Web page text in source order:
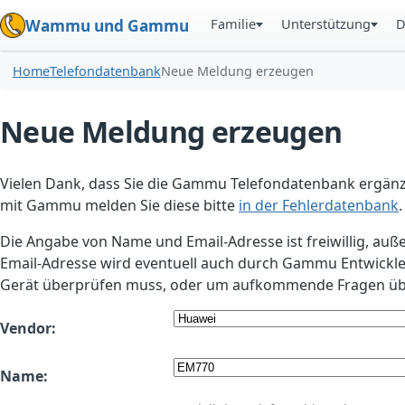
Wammu und Gammu Familie Unterstützung
HomeTelefondatenbankNeue Meldung erzeugen
Neue Meldung erzeugen
Vielen Dank, dass Sie die Gammu Telefondatenbank
mit Gammu melden Sie diese bitte in der Fehlerdatenbank.
Die Angabe von Name und Email-Adresse ist freiwillig,
Email-Adresse wird eventuell auch durch Gammu
Gerät überprüfen muss, oder um aufkommende Fragen
Vendor:
Name: